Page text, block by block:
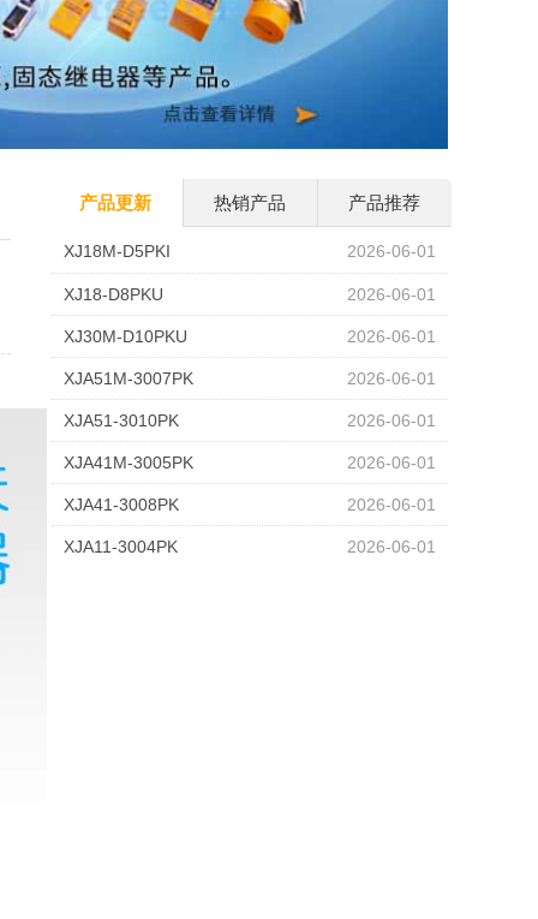
产品更新 热销产品 产品推荐
2026-06-01
XJ18M-D5PKI
2026-06-01
XJ18-D8PKU
2026-06-01
XJ30M-D10PKU
2026-06-01
XJA51M-3007PK
2026-06-01
XJA51-3010PK
2026-06-01
XJA41M-3005PK
2026-06-01
XJA41-3008PK
2026-06-01
XJA11-3004PK